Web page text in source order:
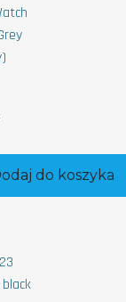
do koszyka